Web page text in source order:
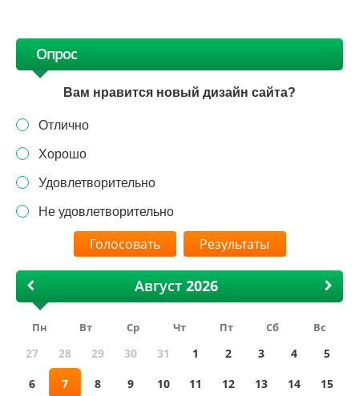
Опрос
Вам нравится новый дизайн сайта?
Отлично
Хорошо
Удовлетворительно
Не удовлетворительно
Результаты
Август
Пн Вт Ср Чт Пт Сб Вс
27 28 29 30 31 1 2 3 4
5
6
7 8 9 10 11 12 13 14
15